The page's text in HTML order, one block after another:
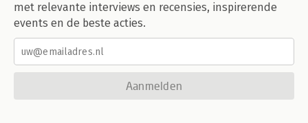
met relevante interviews en recensies, inspirerende
events en de beste acties.
Aanmelden